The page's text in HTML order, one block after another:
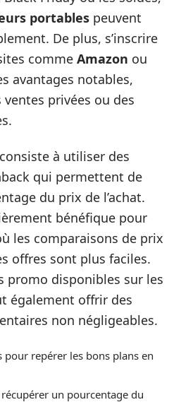
portables peuvent
De plus, s’inscrire
comme Amazon ou
avantages notables,
ventes privées ou des
à utiliser des
qui permettent de
du prix de l’achat.
bénéfique pour
les comparaisons de prix
offres sont plus faciles.
promo disponibles sur les
également offrir des
non négligeables.
pour repérer les bons plans en
un pourcentage du